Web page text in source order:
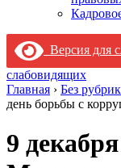
Версия для
слабовидящих
Главная › Без
день борьбы с
9